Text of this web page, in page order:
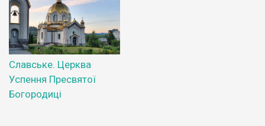
Славське. Церква
Успення Пресвятої
Богородиці